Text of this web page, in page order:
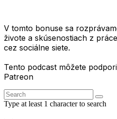
V tomto bonuse sa
živote a skúsenostiach z
cez sociálne siete.
Tento podcast môžete
Patreon
Type at least 1 character to search